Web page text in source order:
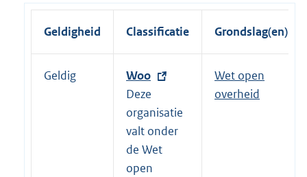
Geldigheid Classificatie Grondslag(en)
Geldig
E
x
t
e
r
n
Woo
Deze
organisatie
valt onder
de Wet
open
Wet open
overheid